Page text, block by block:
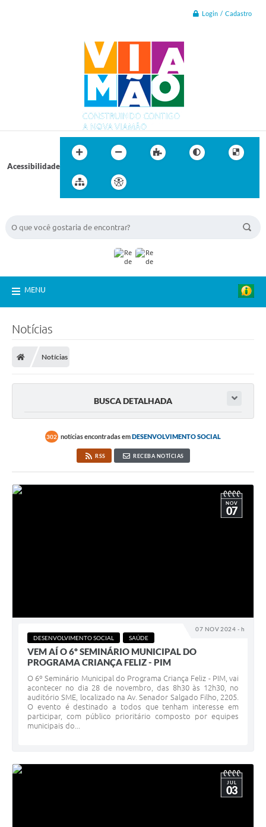
Login / Cadastro
Acessibilidade
MENU
Notícias
Notícias
BUSCA DETALHADA
302 notícias encontradas emDESENVOLVIMENTO SOCIAL
RSS RECEBA NOTÍCIAS
07 NOV 2024 - h
NOV
07
DESENVOLVIMENTO SOCIAL SAÚDE
VEM AÍ O 6º SEMINÁRIO MUNICIPAL DO
PROGRAMA CRIANÇA FELIZ - PIM
O 6º Seminário Municipal do Programa Criança Feliz - PIM, vai
acontecer no dia 28 de novembro, das 8h30 às 12h30, no
auditório SME, localizado na Av. Senador Salgado Filho, 2205.
O evento é destinado a todos que tenham interesse em
participar, com público prioritário composto por equipes
municipais do...
JUL
03